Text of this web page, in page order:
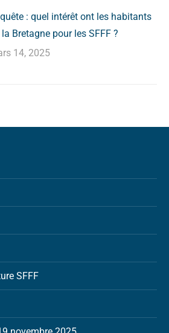
: quel intérêt ont les habitants
Bretagne pour les SFFF ?
14, 2025
SFFF